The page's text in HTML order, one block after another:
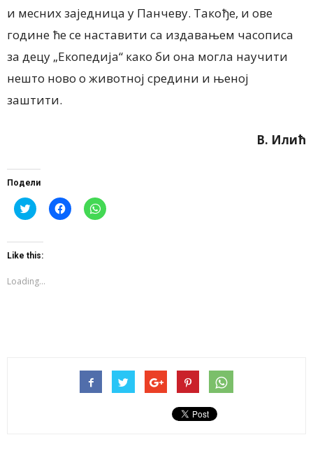
и месних заједница у Панчеву. Такође, и ове
године ће се наставити са издавањем часописа
за децу „Екопедија“ како би она могла научити
нешто ново о животној средини и њеној
заштити.
В. Илић
Подели
Click
to
Twitter
(Opens
in
window)
Click
to
Click
to
Like this:
Loading...